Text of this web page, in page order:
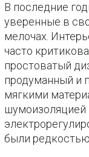
В последние
уверенные в
мелочах.
часто
простоватый
продуманный и
мягкими
шумоизоляцией
были